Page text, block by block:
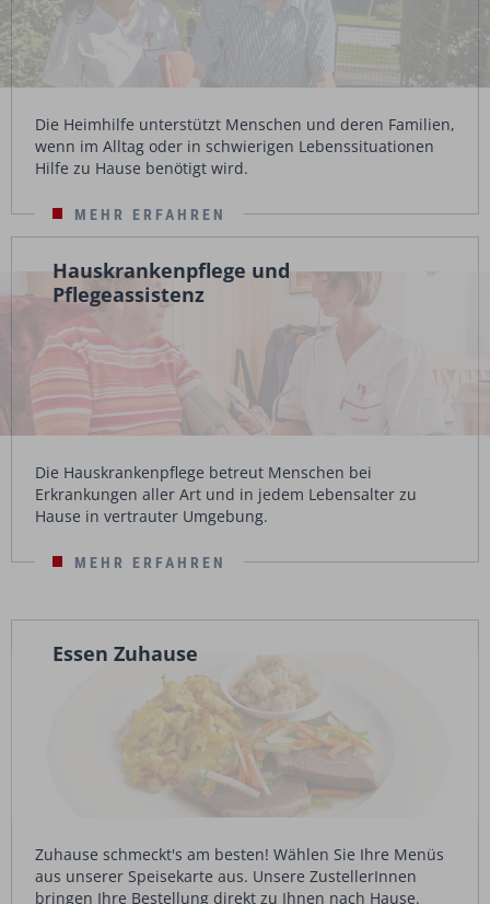
Die Heimhilfe unterstützt Menschen und deren Familien,
wenn im Alltag oder in schwierigen Lebenssituationen
Hilfe zu Hause benötigt wird.
MEHR ERFAHREN
Hauskrankenpflege und
Pflegeassistenz
Die Hauskrankenpflege betreut Menschen bei
Erkrankungen aller Art und in jedem Lebensalter zu
Hause in vertrauter Umgebung.
MEHR ERFAHREN
Essen Zuhause
Zuhause schmeckt's am besten! Wählen Sie Ihre Menüs
aus unserer Speisekarte aus. Unsere ZustellerInnen
bringen Ihre Bestellung direkt zu Ihnen nach Hause.